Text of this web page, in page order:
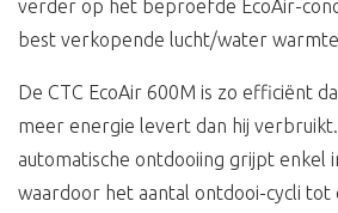
verder op het beproefde EcoAir-
best verkopende lucht/water
De CTC EcoAir 600M is zo efficiënt
meer energie levert dan hij
automatische ontdooiing grijpt enkel
waardoor het aantal ontdooi-cycli tot